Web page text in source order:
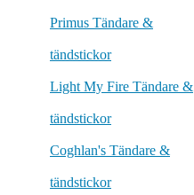
Primus Tändare &
tändstickor
Light My Fire Tändare &
tändstickor
Coghlan's Tändare &
tändstickor